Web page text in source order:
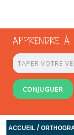
APPRENDRE À
CONJUGUER
ACCUEIL /